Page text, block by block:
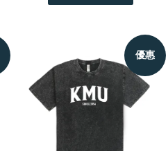
優惠